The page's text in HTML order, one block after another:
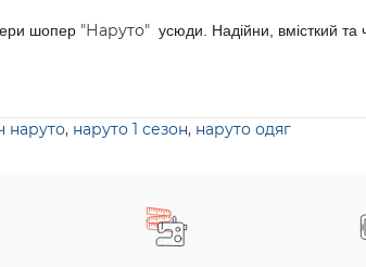
шопер "Наруто" усюди. Надійни, вмісткий та
наруто, наруто 1 сезон, наруто одяг